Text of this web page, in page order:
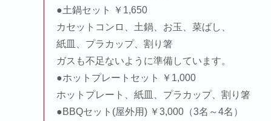
●土鍋セット ￥1,650
カセットコンロ、土鍋、お玉、菜ばし、
紙皿、プラカップ、割り箸
ガスも不足ないように準備しています。
●ホットプレートセット ￥1,000
ホットプレート、紙皿、プラカップ、割り箸
●BBQセット(屋外用) ￥3,000（3名～4名）